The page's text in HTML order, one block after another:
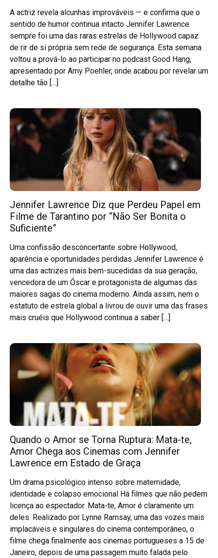
A actriz revela alcunhas improváveis — e confirma que o
sentido de humor continua intacto Jennifer Lawrence
sempre foi uma das raras estrelas de Hollywood capaz
de rir de si própria sem rede de segurança. Esta semana
voltou a prová-lo ao participar no podcast Good Hang,
apresentado por Amy Poehler, onde acabou por revelar um
detalhe tão […]
Jennifer Lawrence Diz que Perdeu Papel em
Filme de Tarantino por “Não Ser Bonita o
Suficiente”
Uma confissão desconcertante sobre Hollywood,
aparência e oportunidades perdidas Jennifer Lawrence é
uma das actrizes mais bem-sucedidas da sua geração,
vencedora de um Óscar e protagonista de algumas das
maiores sagas do cinema moderno. Ainda assim, nem o
estatuto de estrela global a livrou de ouvir uma das frases
mais cruéis que Hollywood continua a saber […]
Quando o Amor se Torna Ruptura: Mata-te,
Amor Chega aos Cinemas com Jennifer
Lawrence em Estado de Graça
Um drama psicológico intenso sobre maternidade,
identidade e colapso emocional Há filmes que não pedem
licença ao espectador. Mata-te, Amor é claramente um
deles. Realizado por Lynne Ramsay, uma das vozes mais
implacáveis e singulares do cinema contemporâneo, o
filme chega finalmente aos cinemas portugueses a 15 de
Janeiro, depois de uma passagem muito falada pelo